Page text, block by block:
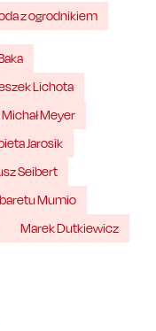
z ogrodnikiem
Lichota
Michał Meyer
Jarosik
Seibert
Mumio
Marek Dutkiewicz